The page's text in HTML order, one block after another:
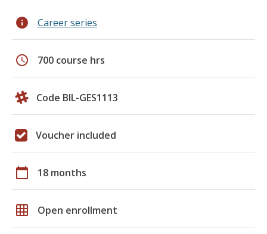
info Career series
schedule 700 course hrs
Code BIL-GES1113
Voucher included
calendar_today 18 months
grid_on Open enrollment